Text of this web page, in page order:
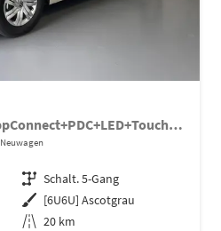
1.0 MPI Sitzheizung+AppConnect+PDC+LED+Touch+Lichtsensor+MultiLenkrad
Neuwagen
Getriebe Schalt. 5-Gang
Außenfarbe [6U6U] Ascotgrau
Kilometerstand 20 km